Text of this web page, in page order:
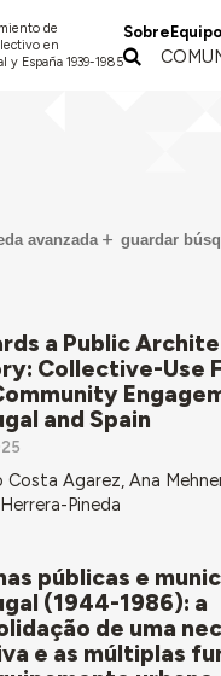
de
en
y España 1939-1985
Sobre Equipo
avanzada guardar
a Public
Collective-Use
and Spain
Costa Agarez, Ana
Pineda
públicas e
(1944-1986): a
de uma
e as múltiplas